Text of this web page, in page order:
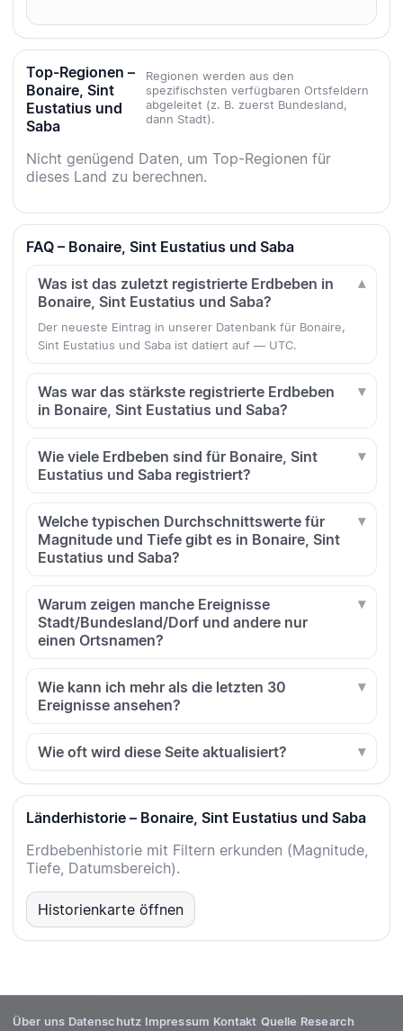
Top-Regionen –
Bonaire, Sint
Eustatius und
Saba
Regionen werden aus den
spezifischsten verfügbaren Ortsfeldern
abgeleitet (z. B. zuerst Bundesland,
dann Stadt).
Nicht genügend Daten, um Top-Regionen für
dieses Land zu berechnen.
FAQ – Bonaire, Sint Eustatius und Saba
Was ist das zuletzt registrierte Erdbeben in
Bonaire, Sint Eustatius und Saba?
Der neueste Eintrag in unserer Datenbank für Bonaire,
Sint Eustatius und Saba ist datiert auf — UTC.
Was war das stärkste registrierte Erdbeben
in Bonaire, Sint Eustatius und Saba?
Wie viele Erdbeben sind für Bonaire, Sint
Eustatius und Saba registriert?
Welche typischen Durchschnittswerte für
Magnitude und Tiefe gibt es in Bonaire, Sint
Eustatius und Saba?
Warum zeigen manche Ereignisse
Stadt/Bundesland/Dorf und andere nur
einen Ortsnamen?
Wie kann ich mehr als die letzten 30
Ereignisse ansehen?
Wie oft wird diese Seite aktualisiert?
Länderhistorie – Bonaire, Sint Eustatius und Saba
Erdbebenhistorie mit Filtern erkunden (Magnitude,
Tiefe, Datumsbereich).
Historienkarte öffnen
Über uns Datenschutz Impressum Kontakt Quelle Research